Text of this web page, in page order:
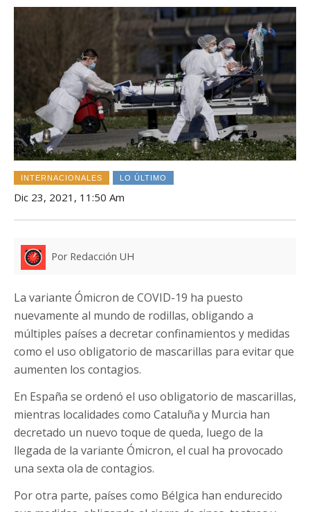
INTERNACIONALES LO ÚLTIMO
Dic 23, 2021, 11:50 Am
Por Redacción UH
La variante Ómicron de COVID-19 ha puesto
nuevamente al mundo de rodillas, obligando a
múltiples países a decretar confinamientos y medidas
como el uso obligatorio de mascarillas para evitar que
aumenten los contagios.
En España se ordenó el uso obligatorio de mascarillas,
mientras localidades como Cataluña y Murcia han
decretado un nuevo toque de queda, luego de la
llegada de la variante Ómicron, el cual ha provocado
una sexta ola de contagios.
Por otra parte, países como Bélgica han endurecido